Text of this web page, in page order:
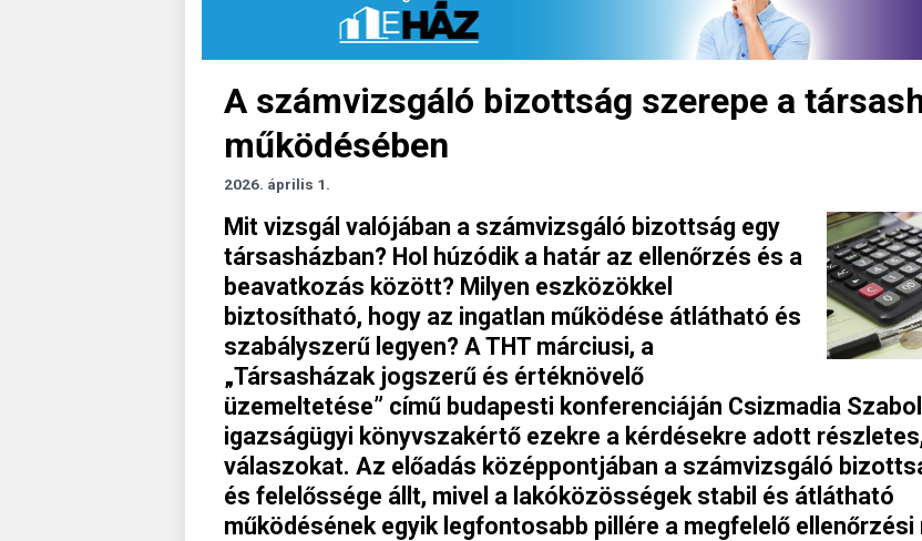
A számvizsgáló bizottság szerepe a
működésében
2026. április 1.
Mit vizsgál valójában a számvizsgáló bizottság egy
társasházban? Hol húzódik a határ az ellenőrzés és a
beavatkozás között? Milyen eszközökkel
biztosítható, hogy az ingatlan működése átlátható és
szabályszerű legyen? A THT márciusi, a
„Társasházak jogszerű és értéknövelő
üzemeltetése” című budapesti konferenciáján Csizmadia
igazságügyi könyvszakértő ezekre a kérdésekre adott
válaszokat. Az előadás középpontjában a számvizsgáló
és felelőssége állt, mivel a lakóközösségek stabil és átlátható
működésének egyik legfontosabb pillére a megfelelő ellenőrzési